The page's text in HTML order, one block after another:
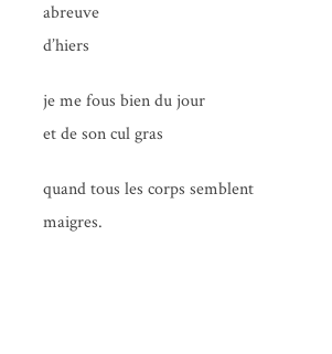
abreuve
d’hiers
je me fous bien du jour
et de son cul gras
quand tous les corps semblent
maigres.